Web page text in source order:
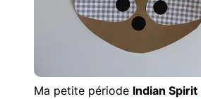
Ma petite période Indian Spirit